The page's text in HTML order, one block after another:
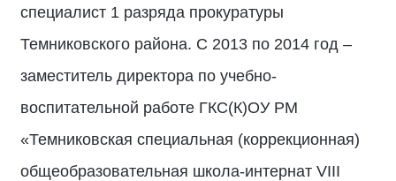
специалист 1 разряда прокуратуры
Темниковского района. С 2013 по 2014 год –
заместитель директора по учебно-
воспитательной работе ГКС(К)ОУ РМ
«Темниковская специальная (коррекционная)
общеобразовательная школа-интернат VIII